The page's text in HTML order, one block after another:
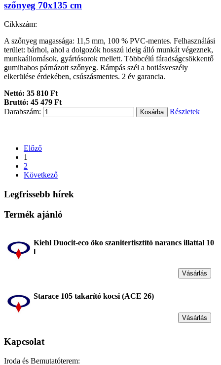
szőnyeg 70x135 cm
Cikkszám:
A szőnyeg magassága: 11,5 mm, 100 % PVC-mentes. Felhasználási
terület: bárhol, ahol a dolgozók hosszú ideig álló munkát végeznek,
munkaállomások, gyártósorok mellett. Többcélú fáradságcsökkentő
gumihabos párnázott szőnyeg. Rámpás szél a botlásveszély
elkerülése érdekében, csúszásmentes. 2 év garancia.
Nettó: 35 810 Ft
Bruttó: 45 479 Ft
Darabszám:
Részletek
Előző
1
2
Következő
Legfrissebb hírek
Termék ajánló
Kiehl Duocit-eco öko szanitertisztító narancs illattal 10
l
Vásárlás
Starace 105 takarító kocsi (ACE 26)
Vásárlás
Kapcsolat
Iroda és Bemutatóterem: